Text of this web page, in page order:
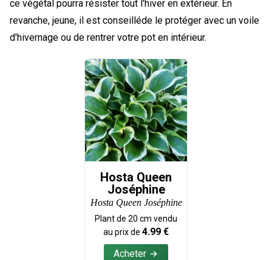
ce végétal pourra résister tout l'hiver en extérieur. En
revanche, jeune, il est conseilléde le protéger avec un voile
d'hivernage ou de rentrer votre pot en intérieur.
Hosta Queen
Joséphine
Hosta Queen Joséphine
Plant de 20 cm vendu
au prix de 4.99 €
Acheter